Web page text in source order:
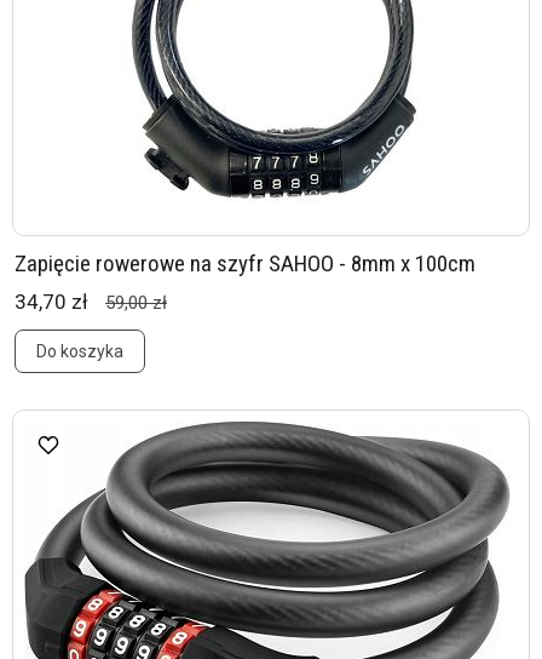
Zapięcie rowerowe na szyfr SAHOO - 8mm x 100cm
34,70 zł 59,00 zł
Do koszyka